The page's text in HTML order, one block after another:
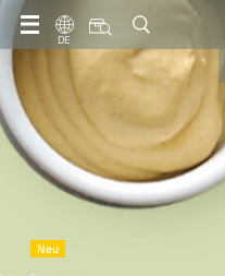
DE